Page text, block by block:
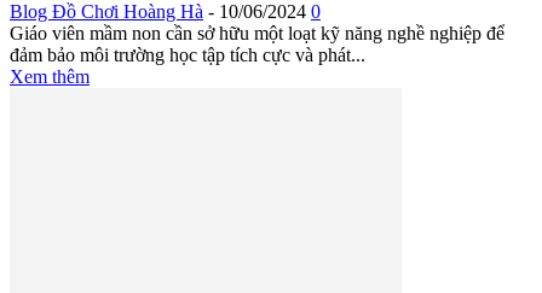
Blog Đồ Chơi Hoàng Hà - 10/06/2024 0
Giáo viên mầm non cần sở hữu một loạt kỹ năng nghề nghiệp để
đảm bảo môi trường học tập tích cực và phát...
Xem thêm